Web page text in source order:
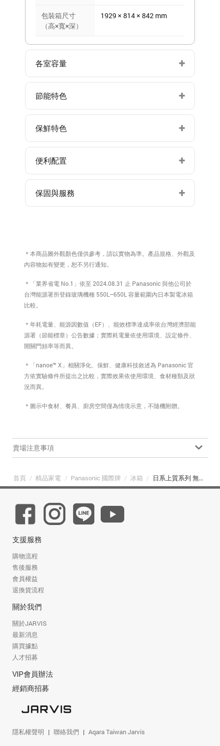
包裝箱尺寸
（高×寬×深）
1929 × 814 × 842 mm
各室容量
節能特色
保鮮特色
便利配置
保固與服務
＊本商品圖外觀顏色僅供參考，請以實物為準。產品規格、外觀及
內容物如有變更，恕不另行通知。
＊「業界省電 No.1」依至 2024.08.31 止 Panasonic 與他公司於
台灣能源署所登錄玻璃機種 550L–650L 容量範圍內日本製電冰箱
比較。
＊年耗電量、能源因數值（EF）、能效標準達成率依台灣經濟部能
源署（節能標章）公告數據；實際耗電量依使用環境、設定條件、
開關門頻率等而異。
＊「nanoe™ X」相關淨化、保鮮、健康科技敘述為 Panasonic 官
方依實驗條件所提出之比較，實際效果依使用環境、食材種類及狀
況而異。
＊圖示中食材、餐具、廚房空間僅為情境示意，不隨機附贈。
賣場注意事項
首頁 / 精品家電 / Panasonic 國際牌 / 冰箱 / 日系上質系列 無邊框鏡面/玻璃6門電冰箱 NR-F651WX-X1
支援服務
購物流程
售後服務
會員權益
退換貨流程
關於我們
關於JARVIS
最新消息
購買據點
人才招募
VIP會員辦法
經銷商招募
隱私權聲明 聯絡我們 Aqara Taiwan Jarvis